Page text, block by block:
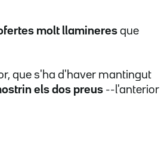
molt llamineres que
que s'ha d'haver mantingut
els dos preus --l'anterior